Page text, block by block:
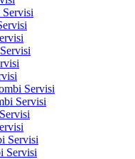
Servisi
Servisi
Servisi
Servisi